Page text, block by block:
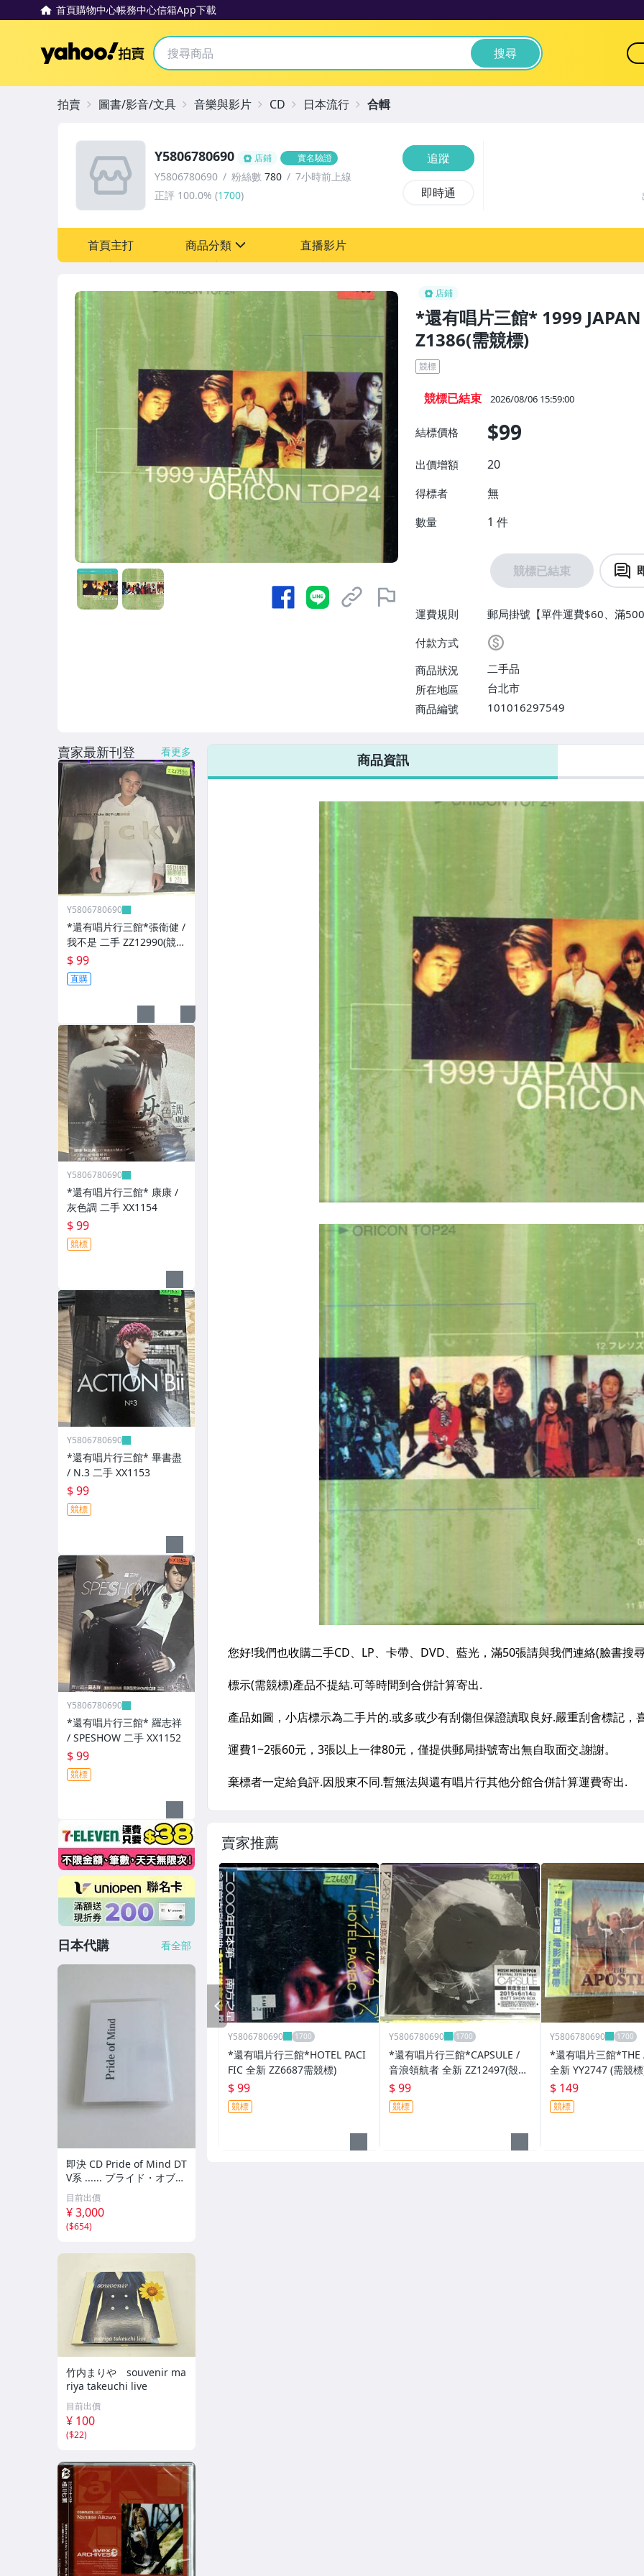
首頁購物中心帳務中心信箱App下載
Yahoo拍賣 搜尋
店鋪
*還有唱片三館* 1999
Z1386(需競標)
競標
競標已結束 2026/08/06 15:59:00
結標價格 $99
出價增額 20
得標者 無
數量 1 件
競標已結束
運費規則
郵局掛號【單件運費$60、滿
付款方式
商品狀況
二手品
所在地區
台北市
商品編號
101016297549
Y5806780690 店鋪 實名驗證
Y5806780690 粉絲數 780
7小時前上線
正評 100.0% (1700)
追蹤
即時通
首頁主打 商品分類 直播影片
拍賣 圖書/影音/文具 音樂與影片 CD 日本流行 合輯
商品資訊
賣家推薦
Y5806780690
*還有唱片行三館*HOTEL PACI
FIC 全新 ZZ6687需競標)
$ 99
競標
Y5806780690
*還有唱片行三館*CAPSULE /
音浪領航者 全新 ZZ12497(殼
破、競標)
$ 99
競標
Y5806780690
*還有唱片三館*THE
全新 YY2747 (需競
$ 149
競標
PREV
賣家最新刊登 看更多
Y5806780690
*還有唱片行三館*張衛健 /
我不是 二手 ZZ12990(競
標)(補單
$ 99
直購
Y5806780690
*還有唱片行三館* 康康 /
灰色調 二手 XX1154
$ 99
競標
Y5806780690
*還有唱片行三館* 畢書盡
/ N.3 二手 XX1153
$ 99
競標
Y5806780690
*還有唱片行三館* 羅志祥
/ SPESHOW 二手 XX1152
$ 99
競標
日本代購 看全部
即決 CD Pride of Mind DT
V系 ...... プライド・オブ・
マインド プライドオブマ
インド ...VV...
目前出價
¥ 3,000
($654)
竹内まりや souvenir ma
riya takeuchi live
目前出價
¥ 100
($22)